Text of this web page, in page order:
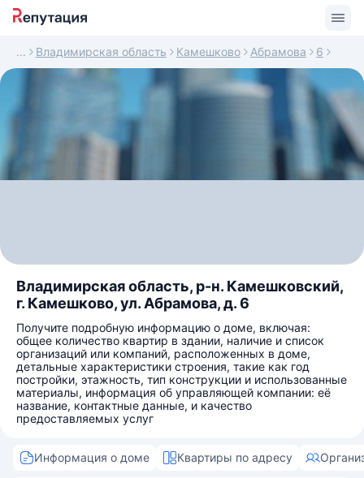
Владимирская область Камешково Абрамова 6
Владимирская область, р-н. Камешковский,
г. Камешково, ул. Абрамова, д. 6
Получите подробную информацию о доме, включая:
общее количество квартир в здании, наличие и список
организаций или компаний, расположенных в доме,
детальные характеристики строения, такие как год
постройки, этажность, тип конструкции и использованные
материалы, информация об управляющей компании: её
название, контактные данные, и качество
предоставляемых услуг
Информация о доме Квартиры по адресу